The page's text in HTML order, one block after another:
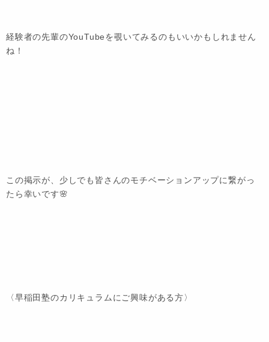
経験者の先輩のYouTubeを覗いてみるのもいいかもしれません
ね！
この掲示が、少しでも皆さんのモチベーションアップに繋がっ
たら幸いです🌸
〈早稲田塾のカリキュラムにご興味がある方〉